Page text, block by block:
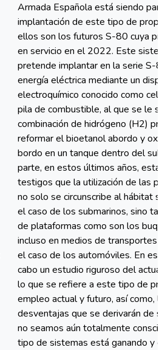
Armada Española está siendo
implantación de este tipo de
ellos son los futuros S-80 cuya
en servicio en el 2022. Este
pretende implantar en la serie S-
energía eléctrica mediante un
electroquímico conocido como
pila de combustible, al que se le
combinación de hidrógeno (H2)
reformar el bioetanol abordo y
bordo en un tanque dentro del
parte, en estos últimos años,
testigos que la utilización de las
no solo se circunscribe al hábitat
el caso de los submarinos, sino
de plataformas como son los
incluso en medios de transportes
el caso de los automóviles. En
cabo un estudio riguroso del
lo que se refiere a este tipo de
empleo actual y futuro, así como,
desventajas que se derivarán de
no seamos aún totalmente
tipo de sistemas está ganando y